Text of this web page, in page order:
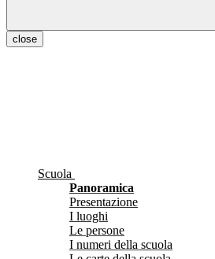
close
Scuola
Panoramica
Presentazione
I luoghi
Le persone
I numeri della scuola